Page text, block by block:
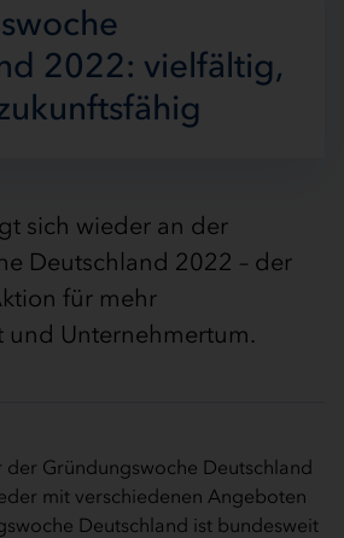
2022: vielfältig,
sich wieder an der
Deutschland 2022 – der
für mehr
Unternehmertum.
der Gründungswoche Deutschland
mit verschiedenen Angeboten
Deutschland ist bundesweit